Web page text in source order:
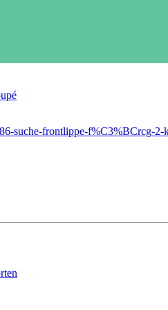
suche-frontlippe-f%C3%BCrcg-2-